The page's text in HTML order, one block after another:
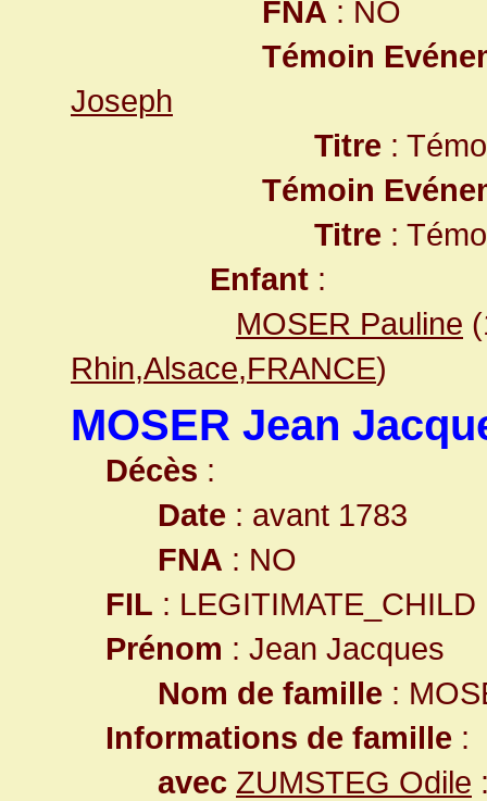
FNA : NO
Témoin
Joseph
Titre :
Témoin
Titre :
Enfant :
MOSER Pauline
Rhin,Alsace,FRANCE)
MOSER Jean
Décès :
Date : avant 1783
FNA : NO
FIL : LEGITIMATE_CHILD
Prénom : Jean Jacques
Nom de famille :
Informations de famille :
avec ZUMSTEG Odile